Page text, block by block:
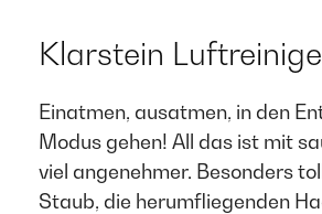
Klarstein
Einatmen, ausatmen, in den
Modus gehen! All das ist mit
viel angenehmer. Besonders
Staub, die herumfliegenden